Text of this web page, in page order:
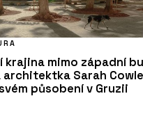
krajina mimo západní
architektka Sarah
působení v Gruzii